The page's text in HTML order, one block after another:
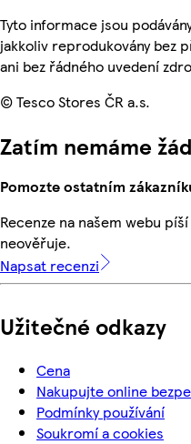
Tyto informace jsou
jakkoliv reprodukovány bez
ani bez řádného uvedení
© Tesco Stores ČR a.s.
Zatím nemáme
Pomozte ostatním
Recenze na našem webu
neověřuje.
Napsat recenzi
Užitečné odkazy
Cena
Nakupujte online
Podmínky používání
Soukromí a cookies